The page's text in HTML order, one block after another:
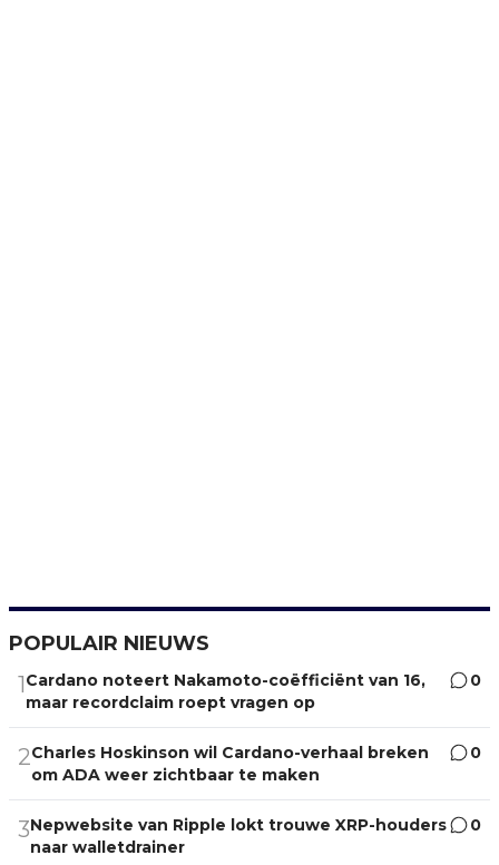
POPULAIR NIEUWS
1Cardano noteert Nakamoto-coëfficiënt van 16,
maar recordclaim roept vragen op
0
2Charles Hoskinson wil Cardano-verhaal breken
om ADA weer zichtbaar te maken
0
3Nepwebsite van Ripple lokt trouwe XRP-houders
naar walletdrainer
0